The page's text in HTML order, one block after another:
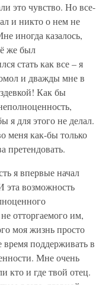
это чувство. Но все-
и никто о нем не
иногда казалось,
же был
стать как все – я
и дважды мне в
Как бы
я для этого не делал.
меня как-бы только
претендовать.
я впервые начал
эта возможность
отторгаемого им,
моя жизнь просто
поддерживать в
Мне очень
кто и где твой отец.